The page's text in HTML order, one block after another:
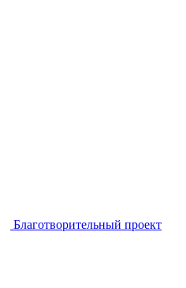
Благотворительный проект